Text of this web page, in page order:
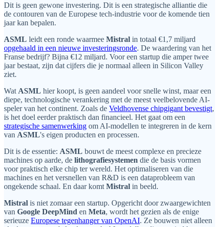
Dit is geen gewone investering. Dit is een strategische alliantie die
de contouren van de Europese tech-industrie voor de komende tien
jaar kan bepalen.
ASML leidt een ronde waarmee Mistral in totaal €1,7 miljard
opgehaald in een nieuwe investeringsronde. De waardering van het
Franse bedrijf? Bijna €12 miljard. Voor een startup die amper twee
jaar bestaat, zijn dat cijfers die je normaal alleen in Silicon Valley
ziet.
Wat ASML hier koopt, is geen aandeel voor snelle winst, maar een
diepe, technologische verankering met de meest veelbelovende AI-
speler van het continent. Zoals de Veldhovense chipgigant bevestigt,
is het doel eerder praktisch dan financieel. Het gaat om een
strategische samenwerking om AI-modellen te integreren in de kern
van ASML's eigen producten en processen.
Dit is de essentie: ASML bouwt de meest complexe en precieze
machines op aarde, de lithografiesystemen die de basis vormen
voor praktisch elke chip ter wereld. Het optimaliseren van die
machines en het versnellen van R&D is een dataprobleem van
ongekende schaal. En daar komt Mistral in beeld.
Mistral is niet zomaar een startup. Opgericht door zwaargewichten
van Google DeepMind en Meta, wordt het gezien als de enige
serieuze Europese tegenhanger van OpenAI. Ze bouwen niet alleen